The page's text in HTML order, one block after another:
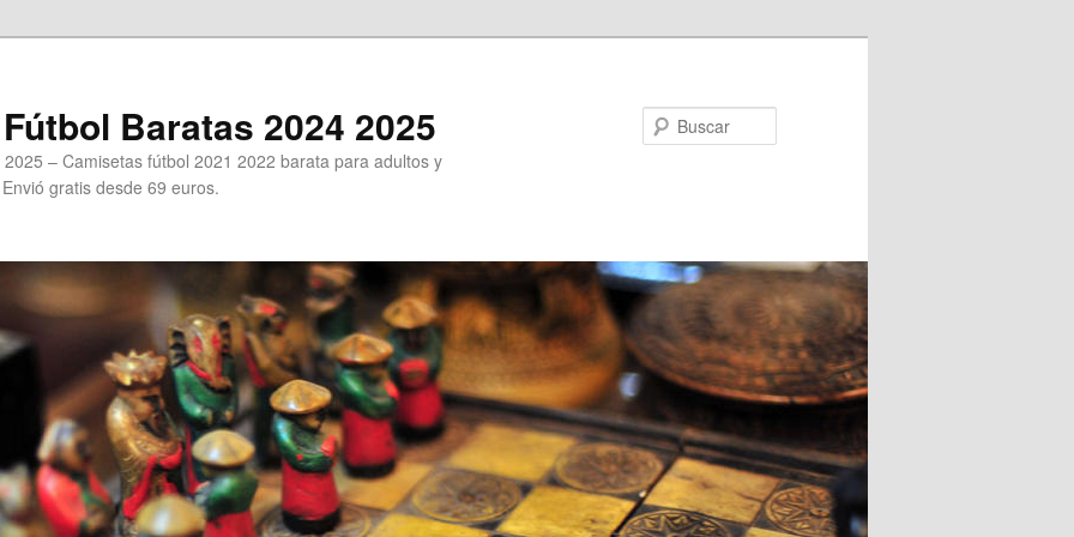
Baratas 2024 2025
– Camisetas fútbol 2021 2022 barata para adultos y
gratis desde 69 euros.